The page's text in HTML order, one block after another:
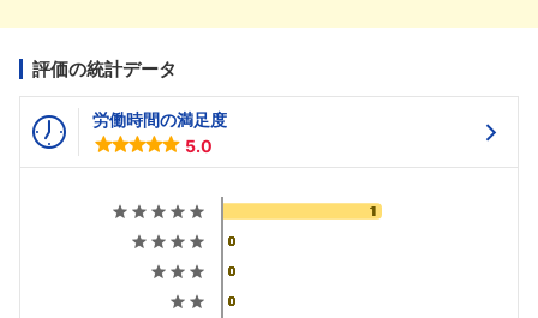
評価の統計データ
労働時間の満足度
5.0